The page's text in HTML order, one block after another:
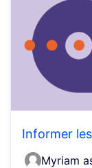
Informer
Myriam